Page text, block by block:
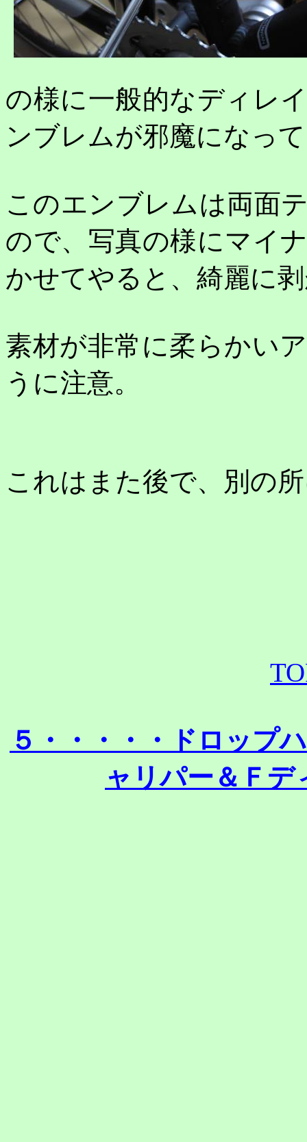
の様に一般的なディレ
ンブレムが邪魔になっ
このエンブレムは両面
ので、写真の様にマイ
かせてやると、綺麗に
素材が非常に柔らかい
うに注意。
これはまた後で、別の
５・・・・・ドロップ
ャリパー＆Ｆデ